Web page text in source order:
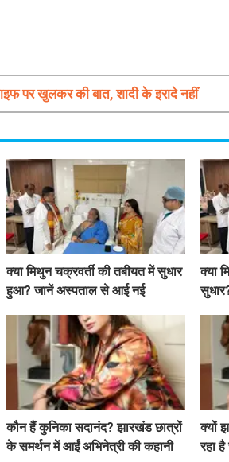
पर खुलकर की बात, शादी के इरादे नहीं
क्या मिथुन चक्रवर्ती की तबीयत में सुधार
हुआ? जानें अस्पताल से आई नई
क्या
कौन हैं कुनिका सदानंद? झारखंड छात्रों
के समर्थन में आईं अभिनेत्री की कहानी
क्यों
रहा